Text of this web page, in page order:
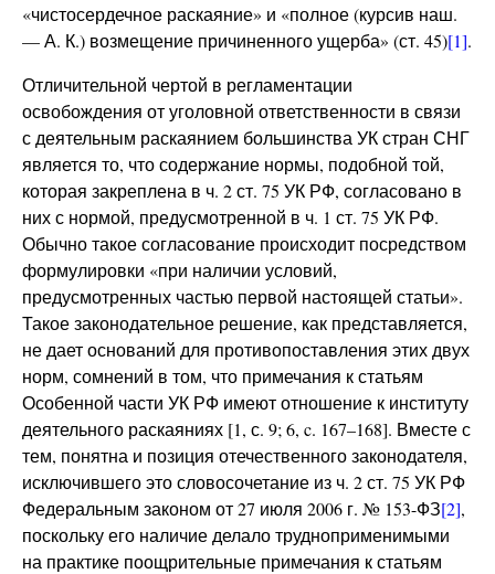
«чистосердечное раскаяние» и «полное (курсив наш.
— А. К.) возмещение причиненного ущерба» (ст. 45)[1].
Отличительной чертой в регламентации
освобождения от уголовной ответственности в связи
с деятельным раскаянием большинства УК стран СНГ
является то, что содержание нормы, подобной той,
которая закреплена в ч. 2 ст. 75 УК РФ, согласовано в
них с нормой, предусмотренной в ч. 1 ст. 75 УК РФ.
Обычно такое согласование происходит посредством
формулировки «при наличии условий,
предусмотренных частью первой настоящей статьи».
Такое законодательное решение, как представляется,
не дает оснований для противопоставления этих двух
норм, сомнений в том, что примечания к статьям
Особенной части УК РФ имеют отношение к институту
деятельного раскаяниях [1, с. 9; 6, c. 167–168]. Вместе с
тем, понятна и позиция отечественного законодателя,
исключившего это словосочетание из ч. 2 ст. 75 УК РФ
Федеральным законом от 27 июля 2006 г. № 153-ФЗ[2],
поскольку его наличие делало трудноприменимыми
на практике поощрительные примечания к статьям